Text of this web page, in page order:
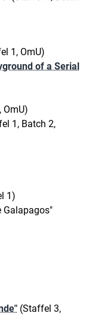
1, OmU)
of a Serial
OmU)
1, Batch 2,
1)
Galapagos"
(Staffel 3,